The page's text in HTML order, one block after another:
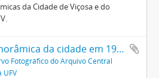
da Cidade de Viçosa e do
Vista panorâmica da cidade em 1939
Fotográfico do Arquivo Central
UFV